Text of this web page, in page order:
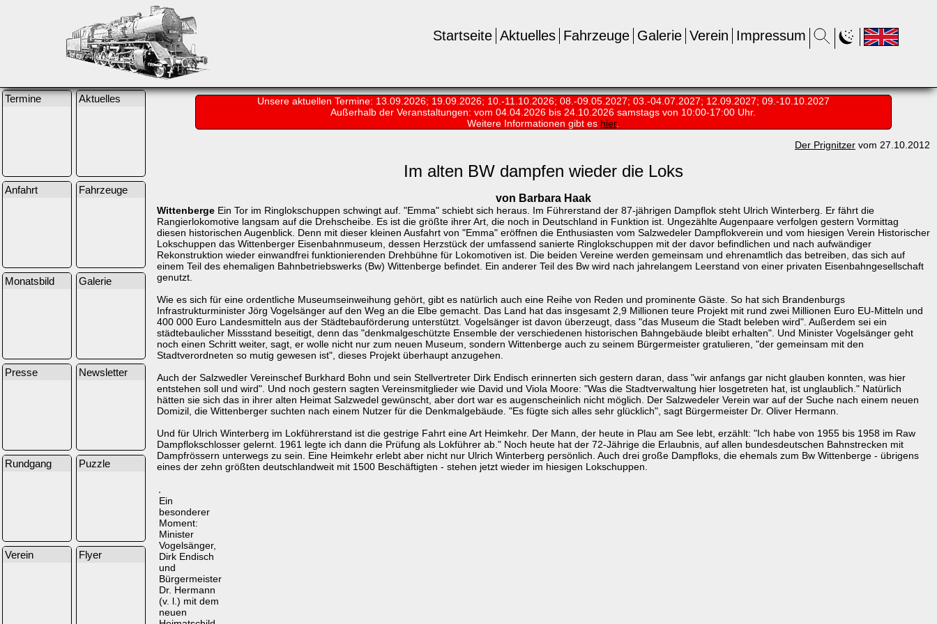
Impressum
Verein
Galerie
Fahrzeuge
Aktuelles
Startseite
Termine Aktuelles
Anfahrt Fahrzeuge
Monatsbild Galerie
Presse Newsletter
Rundgang Puzzle
Verein Flyer
Unsere aktuellen Termine: 13.09.2026; 19.09.2026; 10.-11.10.2026; 08.-09.05.2027; 03.-04.07.2027; 12.09.2027; 09.-10.10.2027
Außerhalb der Veranstaltungen:vom 04.04.2026 bis 24.10.2026 samstags von 10:00-17:00 Uhr.
Weitere Informationen gibt es hier.
Der Prignitzer vom 27.10.2012
Im alten BW dampfen wieder die Loks
von Barbara Haak
Wittenberge Ein Tor im Ringlokschuppen schwingt auf. "Emma" schiebt sich heraus. Im Führerstand der 87-jährigen Dampflok steht Ulrich Winterberg. Er fährt die
Rangierlokomotive langsam auf die Drehscheibe. Es ist die größte ihrer Art, die noch in Deutschland in Funktion ist. Ungezählte Augenpaare verfolgen gestern Vormittag
diesen historischen Augenblick. Denn mit dieser kleinen Ausfahrt von "Emma" eröffnen die Enthusiasten vom Salzwedeler Dampflokverein und vom hiesigen Verein Historischer
Lokschuppen das Wittenberger Eisenbahnmuseum, dessen Herzstück der umfassend sanierte Ringlokschuppen mit der davor befindlichen und nach aufwändiger
Rekonstruktion wieder einwandfrei funktionierenden Drehbühne für Lokomotiven ist. Die beiden Vereine werden gemeinsam und ehrenamtlich das betreiben, das sich auf
einem Teil des ehemaligen Bahnbetriebswerks (Bw) Wittenberge befindet. Ein anderer Teil des Bw wird nach jahrelangem Leerstand von einer privaten Eisenbahngesellschaft
genutzt.
Wie es sich für eine ordentliche Museumseinweihung gehört, gibt es natürlich auch eine Reihe von Reden und prominente Gäste. So hat sich Brandenburgs
Infrastrukturminister Jörg Vogelsänger auf den Weg an die Elbe gemacht. Das Land hat das insgesamt 2,9 Millionen teure Projekt mit rund zwei Millionen Euro EU-Mitteln und
400 000 Euro Landesmitteln aus der Städtebauförderung unterstützt. Vogelsänger ist davon überzeugt, dass "das Museum die Stadt beleben wird". Außerdem sei ein
städtebaulicher Missstand beseitigt, denn das "denkmalgeschützte Ensemble der verschiedenen historischen Bahngebäude bleibt erhalten". Und Minister Vogelsänger geht
noch einen Schritt weiter, sagt, er wolle nicht nur zum neuen Museum, sondern Wittenberge auch zu seinem Bürgermeister gratulieren, "der gemeinsam mit den
Stadtverordneten so mutig gewesen ist", dieses Projekt überhaupt anzugehen.
Auch der Salzwedler Vereinschef Burkhard Bohn und sein Stellvertreter Dirk Endisch erinnerten sich gestern daran, dass "wir anfangs gar nicht glauben konnten, was hier
entstehen soll und wird". Und noch gestern sagten Vereinsmitglieder wie David und Viola Moore: "Was die Stadtverwaltung hier losgetreten hat, ist unglaublich." Natürlich
hätten sie sich das in ihrer alten Heimat Salzwedel gewünscht, aber dort war es augenscheinlich nicht möglich. Der Salzwedeler Verein war auf der Suche nach einem neuen
Domizil, die Wittenberger suchten nach einem Nutzer für die Denkmalgebäude. "Es fügte sich alles sehr glücklich", sagt Bürgermeister Dr. Oliver Hermann.
Und für Ulrich Winterberg im Lokführerstand ist die gestrige Fahrt eine Art Heimkehr. Der Mann, der heute in Plau am See lebt, erzählt: "Ich habe von 1955 bis 1958 im Raw
Dampflokschlosser gelernt. 1961 legte ich dann die Prüfung als Lokführer ab." Noch heute hat der 72-Jährige die Erlaubnis, auf allen bundesdeutschen Bahnstrecken mit
Dampfrössern unterwegs zu sein. Eine Heimkehr erlebt aber nicht nur Ulrich Winterberg persönlich. Auch drei große Dampfloks, die ehemals zum Bw Wittenberge - übrigens
eines der zehn größten deutschlandweit mit 1500 Beschäftigten - stehen jetzt wieder im hiesigen Lokschuppen.
Ein
besonderer
Moment:
Minister
Vogelsänger,
Dirk Endisch
und
Bürgermeister
Dr. Hermann
(v. l.) mit dem
neuen